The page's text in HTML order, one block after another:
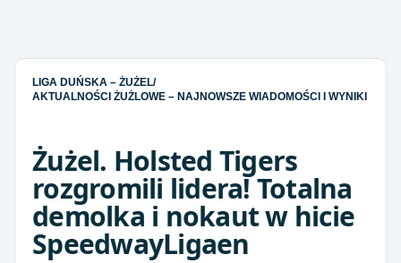
LIGA DUŃSKA – ŻUŻEL/
AKTUALNOŚCI ŻUŻLOWE – NAJNOWSZE WIADOMOŚCI I WYNIKI
Żużel. Holsted Tigers
rozgromili lidera! Totalna
demolka i nokaut w hicie
SpeedwayLigaen